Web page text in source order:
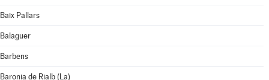
Baix Pallars
Balaguer
Barbens
Baronia de Rialb (La)